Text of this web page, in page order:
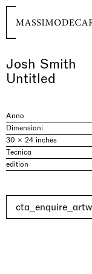
Josh Smith
Untitled
Anno
Dimensioni
30 × 24 inches
Tecnica
edition